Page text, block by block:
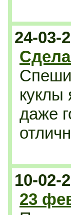
24-03-
куклы
даже
10-02-
23